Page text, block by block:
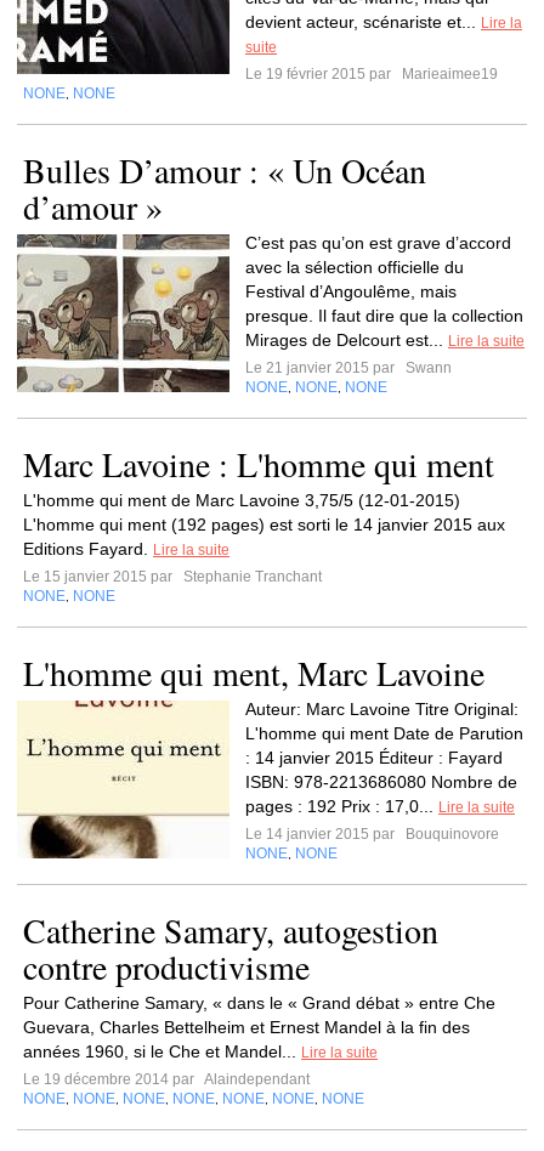
devient acteur, scénariste et...
Lire la
suite
Le 19 février 2015 par
Marieaimee19
NONE NONE
Bulles D’amour : « Un Océan
d’amour »
C’est pas qu’on est grave d’accord
avec la sélection officielle du
Festival d’Angoulême, mais
presque. Il faut dire que la collection
Mirages de Delcourt est...
Lire la suite
Le 21 janvier 2015 par
Swann
NONE NONE NONE
Marc Lavoine : L'homme qui ment
L'homme qui ment de Marc Lavoine 3,75/5 (12-01-2015)
L'homme qui ment (192 pages) est sorti le 14 janvier 2015 aux
Editions Fayard.
Lire la suite
Le 15 janvier 2015 par
Stephanie Tranchant
NONE NONE
L'homme qui ment, Marc Lavoine
Auteur: Marc Lavoine Titre Original:
L'homme qui ment Date de Parution
: 14 janvier 2015 Éditeur : Fayard
ISBN: 978-2213686080 Nombre de
pages : 192 Prix : 17,0...
Lire la suite
Le 14 janvier 2015 par
Bouquinovore
NONE NONE
Catherine Samary, autogestion
contre productivisme
Pour Catherine Samary, « dans le « Grand débat » entre Che
Guevara, Charles Bettelheim et Ernest Mandel à la fin des
années 1960, si le Che et Mandel...
Lire la suite
Le 19 décembre 2014 par Alaindependant
NONE NONE NONE NONE NONE NONE NONE